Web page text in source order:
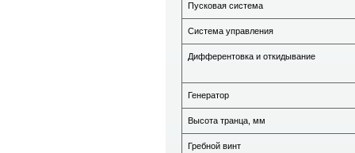
Пусковая система
Система управления
Дифферентовка и откидывание
Генератор
Высота транца, мм
Гребной винт